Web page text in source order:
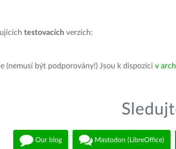
testovacích verzích:
(nemusí být podporovány!) Jsou k dispozici v
Our blog Mastodon (LibreOffice)